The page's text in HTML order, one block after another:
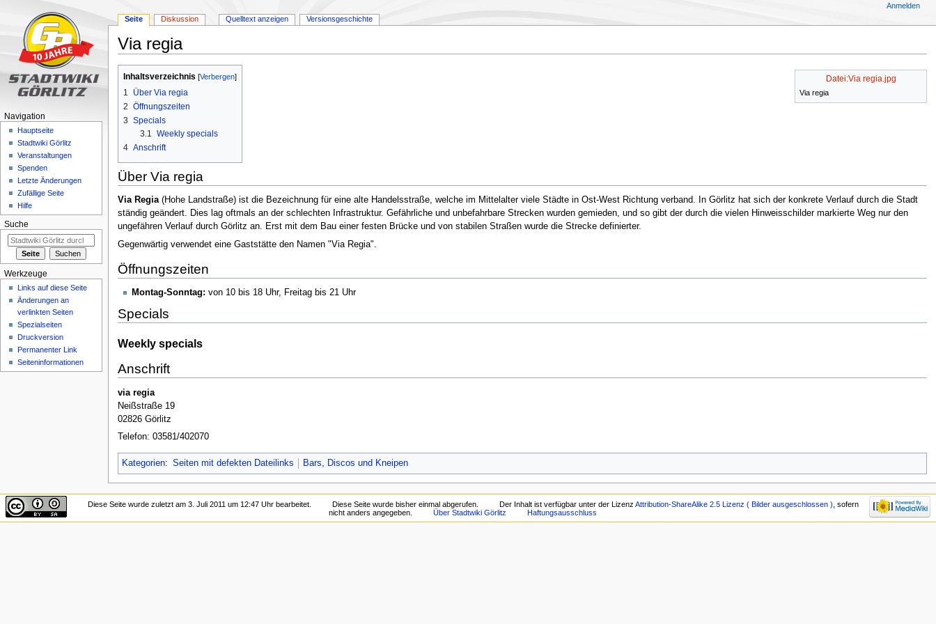
Via regia
springen
springen
Datei:Via regia.jpg
Via regia
Inhaltsverzeichnis
1
Über Via regia
2 Öffnungszeiten
3 Specials
3.1 Weekly specials
4 Anschrift
Über Via regia
Via Regia(Hohe Landstraße) ist die Bezeichnung für eine alte Handelsstraße, welche im Mittelalter viele Städte in Ost-West Richtung verband. In Görlitz hat sich der konkrete Verlauf durch die Stadt
ständig geändert. Dies lag oftmals an der schlechten Infrastruktur. Gefährliche und unbefahrbare Strecken wurden gemieden, und so gibt der durch die vielen Hinweisschilder markierte Weg nur den
ungefähren Verlauf durch Görlitz an. Erst mit dem Bau einer festen Brücke und von stabilen Straßen wurde die Strecke definierter.
Gegenwärtig verwendet eine Gaststätte den Namen "Via Regia".
Öffnungszeiten
Montag-Sonntag: von 10 bis 18 Uhr, Freitag bis 21 Uhr
Specials
Weekly specials
Anschrift
via regia
Neißstraße 19
02826 Görlitz
Telefon: 03581/402070
Kategorien: Seiten mit defekten Dateilinks Bars, Discos und Kneipen
Seite Diskussion Quelltext anzeigen Versionsgeschichte
Anmelden
Navigation
Hauptseite
Stadtwiki Görlitz
Veranstaltungen
Spenden
Letzte Änderungen
Zufällige Seite
Hilfe
Suche
Werkzeuge
Links auf diese Seite
Änderungen an
verlinkten Seiten
Spezialseiten
Druckversion
Permanenter Link
Seiten­informationen
Diese Seite wurde zuletzt am 3. Juli 2011 um 12:47 Uhr bearbeitet. Diese Seite wurde bisher einmal abgerufen. Der Inhalt ist verfügbar unter der Lizenz Attribution-ShareAlike 2.5 Lizenz ( Bilder ausgeschlossen ) , sofern
nicht anders angegeben.
Über Stadtwiki Görlitz Haftungsausschluss